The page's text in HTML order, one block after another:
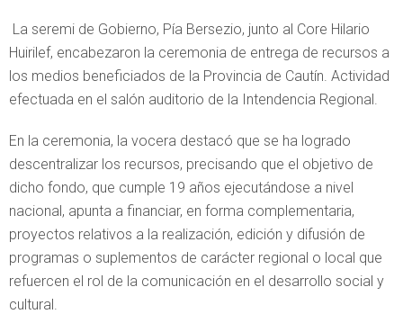
La seremi de Gobierno, Pía Bersezio, junto al Core Hilario
Huirilef, encabezaron la ceremonia de entrega de recursos a
los medios beneficiados de la Provincia de Cautín. Actividad
efectuada en el salón auditorio de la Intendencia Regional.
En la ceremonia, la vocera destacó que se ha logrado
descentralizar los recursos, precisando que el objetivo de
dicho fondo, que cumple 19 años ejecutándose a nivel
nacional, apunta a financiar, en forma complementaria,
proyectos relativos a la realización, edición y difusión de
programas o suplementos de carácter regional o local que
refuercen el rol de la comunicación en el desarrollo social y
cultural.